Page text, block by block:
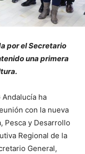
por el Secretario
una primera
Andalucía ha
con la nueva
Pesca y Desarrollo
Regional de la
General,